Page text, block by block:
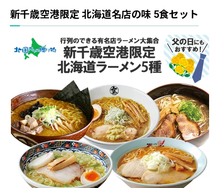
新千歳空港限定 北海道名店の味 5食セット